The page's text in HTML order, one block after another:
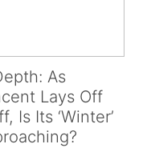
As
Lays Off
Is Its ‘Winter’